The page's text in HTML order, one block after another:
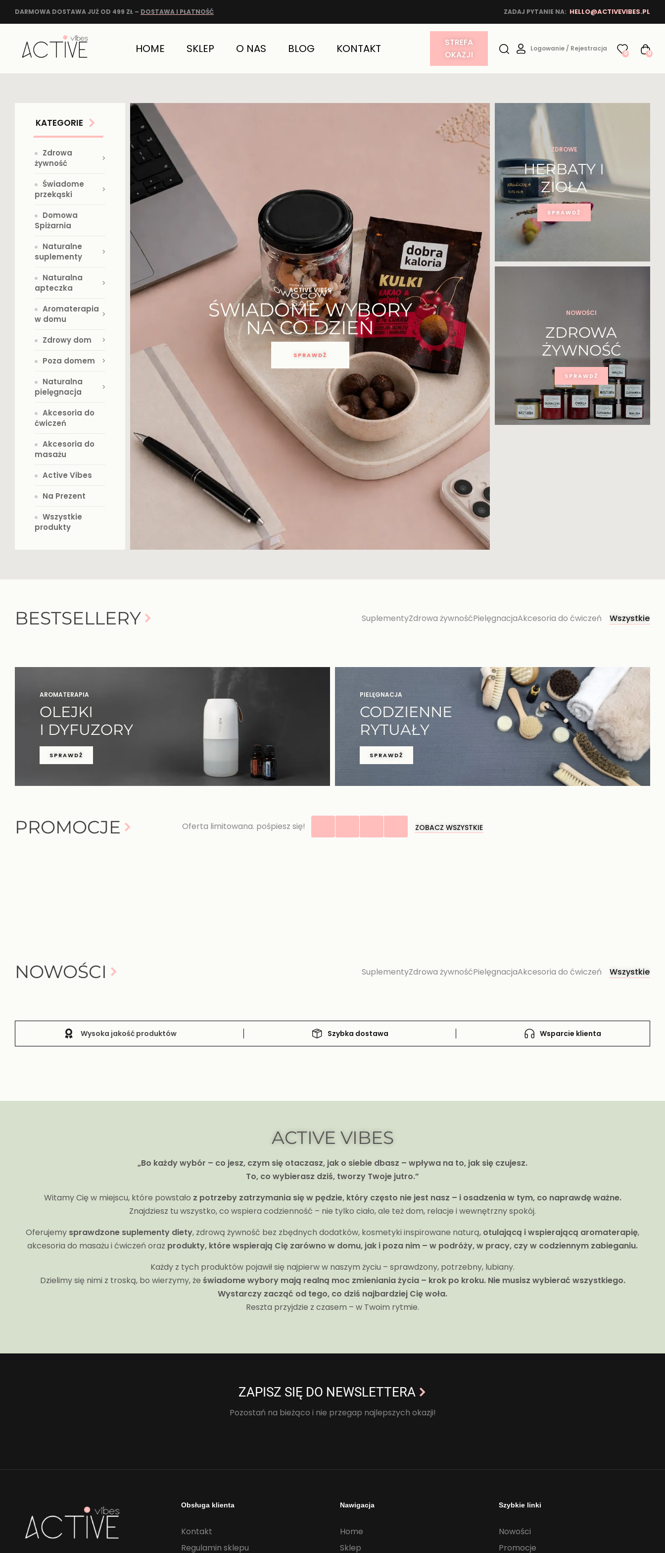
DARMOWA DOSTAWA JUŻ OD 499 ZŁ – DOSTAWA I PŁATNOŚĆ ZADAJ PYTANIE NA: HELLO@ACTIVEVIBES.PL
HOME SKLEP O NAS BLOG KONTAKT
STREFA
OKAZJI
Logowanie / Rejestracja
0 0
KATEGORIE
Zdrowa
żywność
Świadome
przekąski
Domowa
Spiżarnia
Naturalne
suplementy
Naturalna
apteczka
Aromaterapia
w domu
Zdrowy dom
Poza domem
Naturalna
pielęgnacja
Akcesoria do
ćwiczeń
Akcesoria do
masażu
Active Vibes
Na Prezent
Wszystkie
produkty
ACTIVE VIBES
ŚWIADOME WYBORY
NA CO DZIEŃ
SPRAWDŹ
ZDROWE
HERBATY I
ZIOŁA
SPRAWDŹ
NOWOŚCI
ZDROWA
ŻYWNOŚĆ
SPRAWDŹ
BESTSELLERY SuplementyZdrowa żywnośćPielęgnacjaAkcesoria do ćwiczeń Wszystkie
AROMATERAPIA
OLEJKI
I DYFUZORY
SPRAWDŹ
PIELĘGNACJA
CODZIENNE
RYTUAŁY
SPRAWDŹ
PROMOCJE Oferta limitowana. pośpiesz się! ZOBACZ WSZYSTKIE
NOWOŚCI SuplementyZdrowa żywnośćPielęgnacjaAkcesoria do ćwiczeń Wszystkie
Wysoka jakość produktów Szybka dostawa Wsparcie klienta
ACTIVE VIBES
„Bo każdy wybór – co jesz, czym się otaczasz, jak o siebie dbasz – wpływa na to, jak się czujesz.
To, co wybierasz dziś, tworzy Twoje jutro.”
Witamy Cię w miejscu, które powstało z potrzeby zatrzymania się w pędzie, który często nie jest nasz – i osadzenia w tym, co naprawdę ważne.
Znajdziesz tu wszystko, co wspiera codzienność – nie tylko ciało, ale też dom, relacje i wewnętrzny spokój.
Oferujemy sprawdzone suplementy diety, zdrową żywność bez zbędnych dodatków, kosmetyki inspirowane naturą, otulającą i wspierającą aromaterapię,
akcesoria do masażu i ćwiczeń oraz produkty, które wspierają Cię zarówno w domu, jak i poza nim – w podróży, w pracy, czy w codziennym zabieganiu.
Każdy z tych produktów pojawił się najpierw w naszym życiu – sprawdzony, potrzebny, lubiany.
Dzielimy się nimi z troską, bo wierzymy, że świadome wybory mają realną moc zmieniania życia – krok po kroku. Nie musisz wybierać wszystkiego.
Wystarczy zacząć od tego, co dziś najbardziej Cię woła.
Reszta przyjdzie z czasem – w Twoim rytmie.
ZAPISZ SIĘ DO NEWSLETTERA
Pozostań na bieżąco i nie przegap najlepszych okazji!
Obsługa klienta
Kontakt
Regulamin sklepu
Nawigacja
Home
Sklep
Szybkie linki
Nowości
Promocje